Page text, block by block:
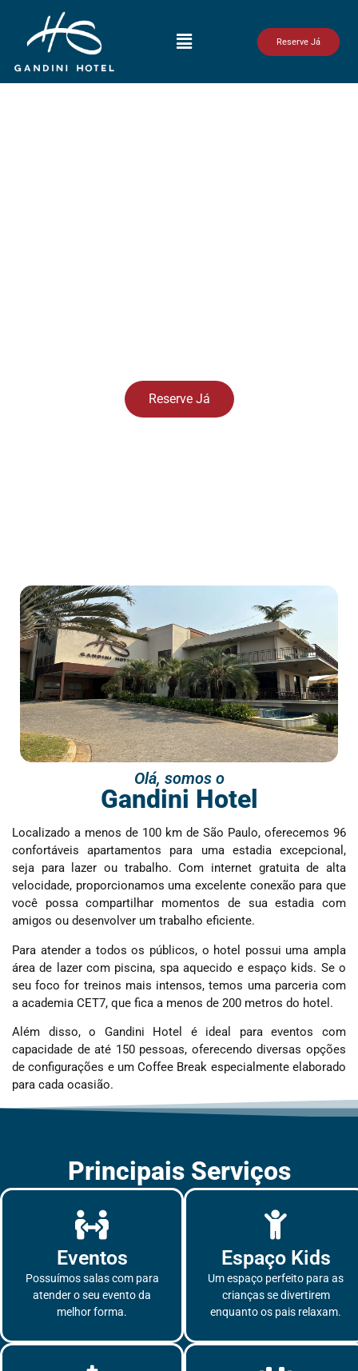
conteúdo
Reserve Já
Reserve Já
Olá, somos o
Gandini Hotel
Localizado a menos de 100 km de São Paulo, oferecemos 96
confortáveis apartamentos para uma estadia excepcional,
seja para lazer ou trabalho. Com internet gratuita de alta
velocidade, proporcionamos uma excelente conexão para que
você possa compartilhar momentos de sua estadia com
amigos ou desenvolver um trabalho eficiente.
Para atender a todos os públicos, o hotel possui uma ampla
área de lazer com piscina, spa aquecido e espaço kids. Se o
seu foco for treinos mais intensos, temos uma parceria com
a academia CET7, que fica a menos de 200 metros do hotel.
Além disso, o Gandini Hotel é ideal para eventos com
capacidade de até 150 pessoas, oferecendo diversas opções
de configurações e um Coffee Break especialmente elaborado
para cada ocasião.
Principais Serviços
Eventos
Possuímos salas com para
atender o seu evento da
melhor forma.
Espaço Kids
Um espaço perfeito para as
crianças se divertirem
enquanto os pais relaxam.